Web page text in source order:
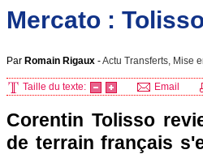
Mercato :
Par Romain Rigaux -Actu Transferts, Mise
Taille du texte: Email
Corentin Tolisso
de terrain français